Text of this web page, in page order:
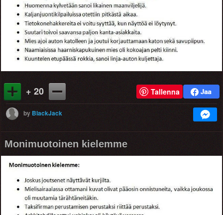
+ 20 Tallenna
by BlackJack
Monimuotoinen kielemme